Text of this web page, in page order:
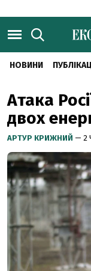
НОВИНИ
Атака
двох
АРТУР КРИЖНИЙ — 2